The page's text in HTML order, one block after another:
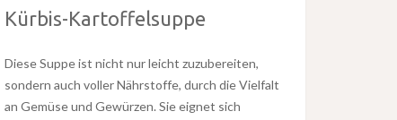
Kürbis-Kartoffelsuppe
Diese Suppe ist nicht nur leicht zuzubereiten,
sondern auch voller Nährstoffe, durch die Vielfalt
an Gemüse und Gewürzen. Sie eignet sich